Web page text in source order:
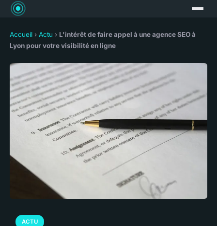
Accueil › Actu › L'intérêt de faire appel à une agence SEO à
Lyon pour votre visibilité en ligne
ACTU